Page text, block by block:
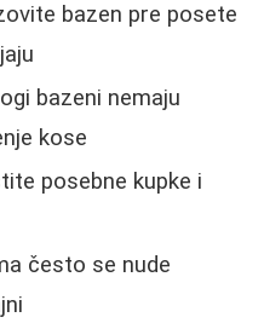
bazen pre posete
bazeni nemaju
kose
posebne kupke i
često se nude